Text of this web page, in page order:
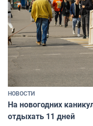
НОВОСТИ
На новогодних
отдыхать 11 дней